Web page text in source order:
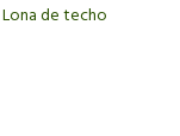
Lona de techo